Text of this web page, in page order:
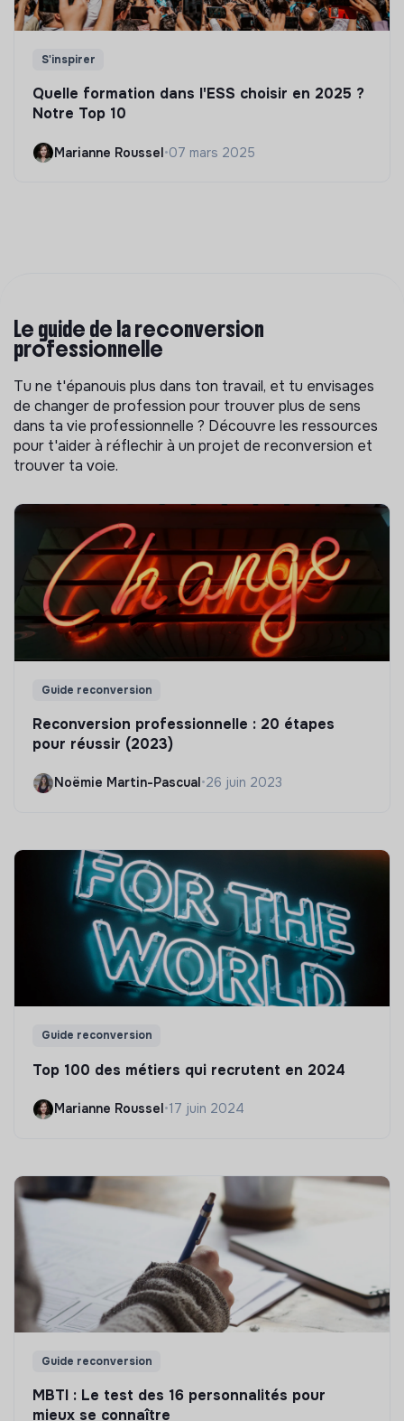
S'inspirer
Quelle formation dans l'ESS choisir en 2025 ?
Notre Top 10
Marianne Roussel•07 mars 2025
Le guide de la reconversion
professionnelle
Tu ne t'épanouis plus dans ton travail, et tu envisages
de changer de profession pour trouver plus de sens
dans ta vie professionnelle ? Découvre les ressources
pour t'aider à réflechir à un projet de reconversion et
trouver ta voie.
Guide reconversion
Reconversion professionnelle : 20 étapes
pour réussir (2023)
Noëmie Martin-Pascual •26 juin 2023
Guide reconversion
Top 100 des métiers qui recrutent en 2024
Marianne Roussel•17 juin 2024
Guide reconversion
MBTI : Le test des 16 personnalités pour
mieux se connaître